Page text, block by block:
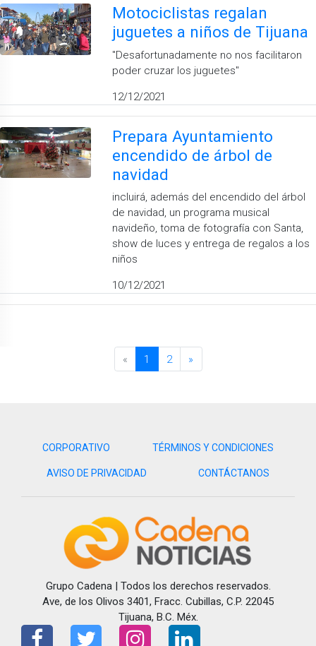
Motociclistas regalan
juguetes a niños de Tijuana
''Desafortunadamente no nos facilitaron
poder cruzar los juguetes''
12/12/2021
Prepara Ayuntamiento
encendido de árbol de
navidad
incluirá, además del encendido del árbol
de navidad, un programa musical
navideño, toma de fotografía con Santa,
show de luces y entrega de regalos a los
niños
10/12/2021
« 1 2 »
CORPORATIVO TÉRMINOS Y CONDICIONES
AVISO DE PRIVACIDAD CONTÁCTANOS
Grupo Cadena | Todos los derechos reservados.
Ave, de los Olivos 3401, Fracc. Cubillas, C.P. 22045
Tijuana, B.C. Méx.